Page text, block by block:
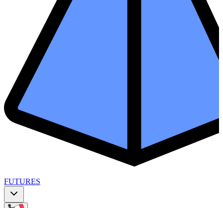
FUTURES